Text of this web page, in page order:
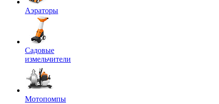
Аэраторы
Садовые
измельчители
Мотопомпы